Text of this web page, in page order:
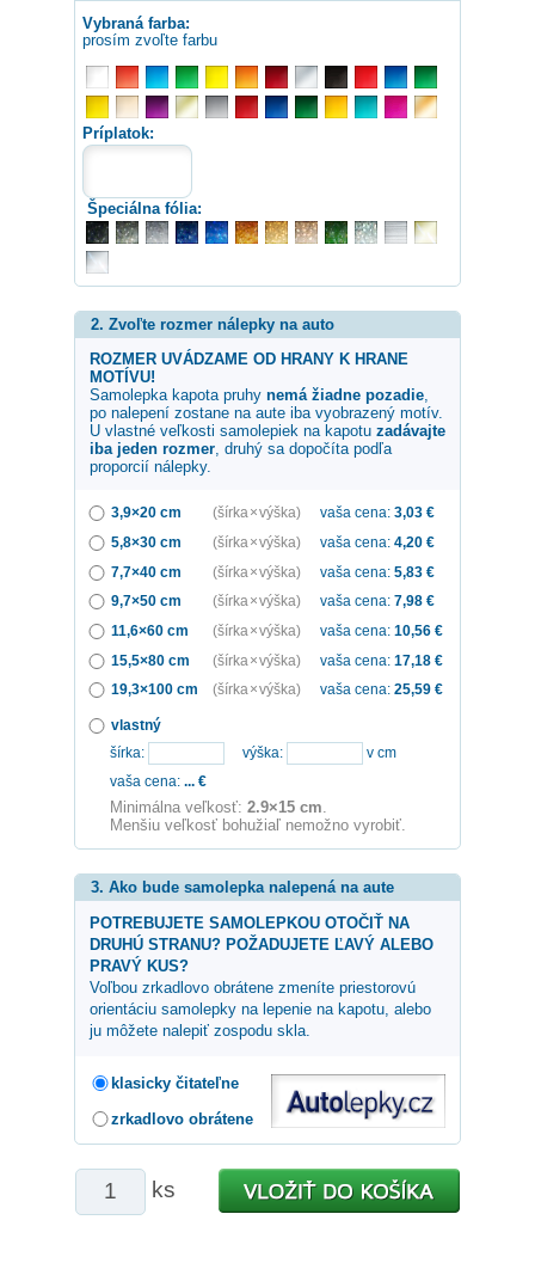
Vybraná farba:
prosím zvoľte farbu
Príplatok:
Špeciálna fólia:
2. Zvoľte rozmer nálepky na auto
ROZMER UVÁDZAME OD HRANY K HRANE
MOTÍVU!
Samolepka kapota pruhy nemá žiadne pozadie,
po nalepení zostane na aute iba vyobrazený motív.
U vlastné veľkosti samolepiek na kapotu zadávajte
iba jeden rozmer, druhý sa dopočíta podľa
proporcií nálepky.
3,9×20 cm (šírka × výška) vaša cena: 3,03 €
5,8×30 cm
(šírka × výška) vaša cena: 4,20 €
7,7×40 cm
(šírka × výška) vaša cena: 5,83 €
9,7×50 cm
(šírka × výška) vaša cena: 7,98 €
11,6×60 cm
(šírka × výška) vaša cena: 10,56 €
15,5×80 cm
(šírka × výška) vaša cena: 17,18 €
19,3×100 cm
(šírka × výška) vaša cena: 25,59 €
vlastný
šírka:
výška:
v cm
vaša cena: ... €
Minimálna veľkosť: 2.9×15 cm
Menšiu veľkosť bohužiaľ nemožno vyrobiť.
3. Ako bude samolepka nalepená na aute
POTREBUJETE SAMOLEPKOU OTOČIŤ NA
DRUHÚ STRANU? POŽADUJETE ĽAVÝ ALEBO
PRAVÝ KUS?
Voľbou zrkadlovo obrátene zmeníte priestorovú
orientáciu samolepky na lepenie na kapotu, alebo
ju môžete nalepiť zospodu skla.
klasicky čitateľne
zrkadlovo obrátene
ks